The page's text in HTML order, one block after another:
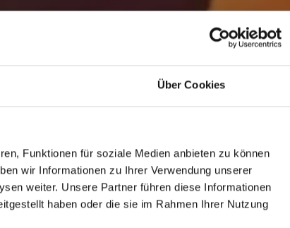
Über Cookies
Funktionen für soziale Medien anbieten zu können
wir Informationen zu Ihrer Verwendung unserer
weiter. Unsere Partner führen diese Informationen
haben oder die sie im Rahmen Ihrer Nutzung
Monferrato